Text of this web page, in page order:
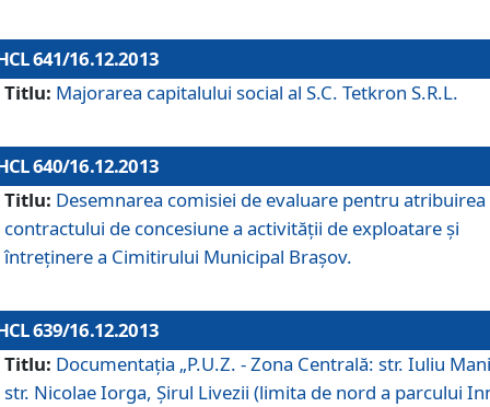
641/16.12.2013
Titlu: Majorarea capitalului social al S.C. Tetkron S.R.L.
640/16.12.2013
Titlu: Desemnarea comisiei de evaluare pentru atribuirea
contractului de concesiune a activităţii de exploatare şi
întreţinere a Cimitirului Municipal Braşov.
639/16.12.2013
Titlu: Documentaţia „P.U.Z. - Zona Centrală: str. Iuliu
str. Nicolae Iorga, Şirul Livezii (limita de nord a parcului